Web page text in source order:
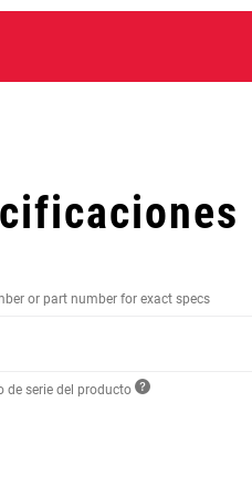
or part number for exact specs
de serie del producto